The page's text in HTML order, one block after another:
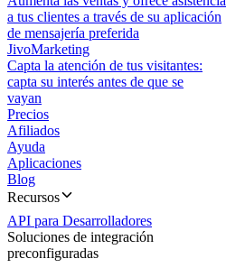
a tus clientes a través de su aplicación
de mensajería preferida
JivoMarketing
Capta la atención de tus visitantes:
capta su interés antes de que se
vayan
Precios
Afiliados
Ayuda
Aplicaciones
Blog
Recursos
API para Desarrolladores
Soluciones de integración
preconfiguradas